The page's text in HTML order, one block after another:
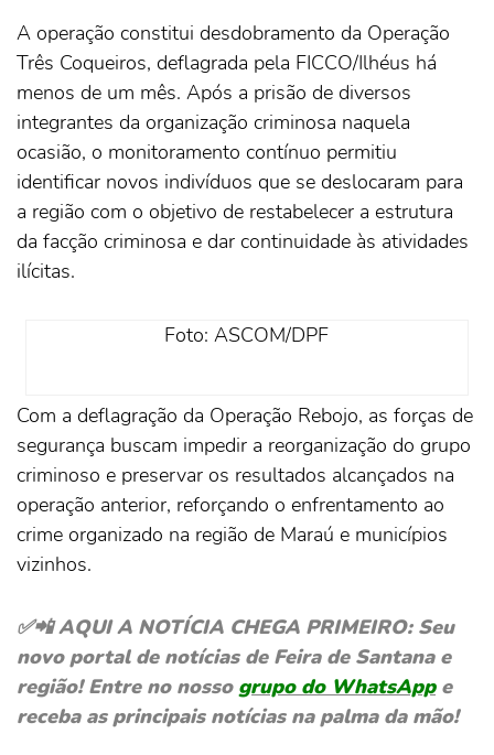
A operação constitui desdobramento da Operação
Três Coqueiros, deflagrada pela FICCO/Ilhéus há
menos de um mês. Após a prisão de diversos
integrantes da organização criminosa naquela
ocasião, o monitoramento contínuo permitiu
identificar novos indivíduos que se deslocaram para
a região com o objetivo de restabelecer a estrutura
da facção criminosa e dar continuidade às atividades
ilícitas.
Foto: ASCOM/DPF
Com a deflagração da Operação Rebojo, as forças de
segurança buscam impedir a reorganização do grupo
criminoso e preservar os resultados alcançados na
operação anterior, reforçando o enfrentamento ao
crime organizado na região de Maraú e municípios
vizinhos.
✅📲 AQUI A NOTÍCIA CHEGA PRIMEIRO: Seu
novo portal de notícias de Feira de Santana e
região! Entre no nosso grupo do WhatsAppe
receba as principais notícias na palma da mão!